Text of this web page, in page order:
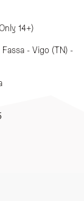
14+)
- Vigo (TN) -